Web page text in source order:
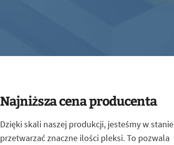
Najniższa cena producenta
Dzięki skali naszej produkcji, jesteśmy w stanie
przetwarzać znaczne ilości pleksi. To pozwala